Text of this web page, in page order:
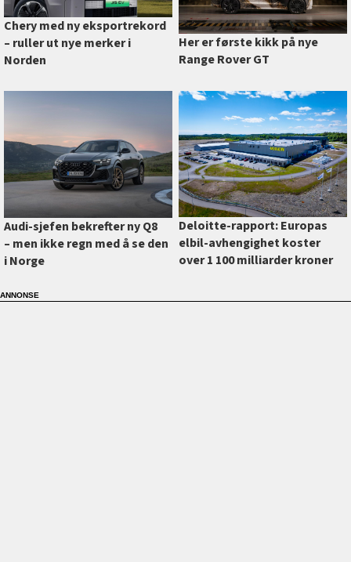
Chery med ny eksportrekord
–⁠ ruller ut nye merker i
Norden
Her er første kikk på nye
Range Rover GT
Audi-sjefen bekrefter ny Q8
–⁠ men ikke regn med å se den
i Norge
Deloitte-rapport: Europas
elbil-avhengighet koster
over 1 100 milliarder kroner